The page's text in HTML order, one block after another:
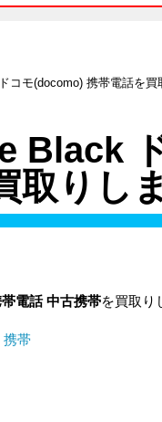
コモ(docomo) 携帯電話を
Black
取りし
電話 中古携帯を買取り